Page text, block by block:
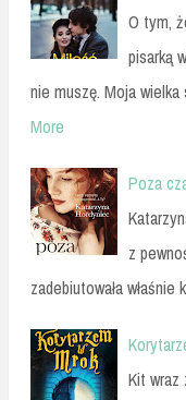
O tym,
pisarką
nie muszę. Moja
More
Poza
z
zadebiutowała
Kit wraz